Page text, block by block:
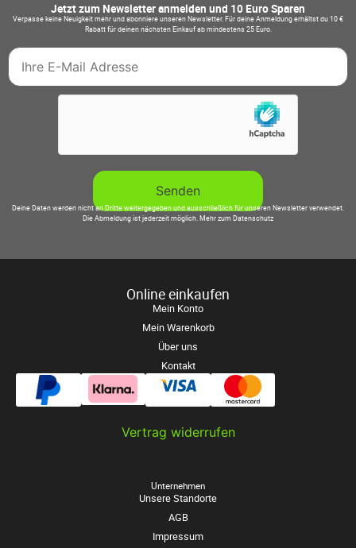
Jetzt zum Newsletter anmelden und 10 Euro Sparen
Verpasse keine Neuigkeit mehr und abonniere unseren Newsletter. Für deine Anmeldung erhältst du 10 €
Rabatt für deinen nächsten Einkauf ab mindestens 25 Euro.
Deine Daten werden nicht an Dritte weitergegeben und ausschließlich für unseren Newsletter verwendet.
Die Abmeldung ist jederzeit möglich.Mehr zum Datenschutz
Online einkaufen
Mein Konto
Mein Warenkorb
Über uns
Kontakt
Vertrag widerrufen
Unternehmen
Unsere Standorte
AGB
Impressum